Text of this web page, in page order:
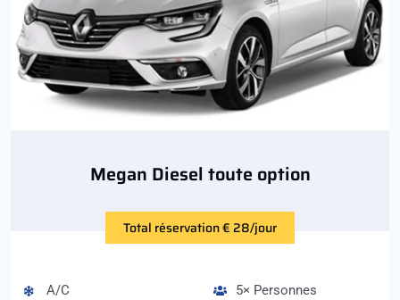
Megan Diesel toute option
Total réservation € 28/jour
A/C
5× Personnes